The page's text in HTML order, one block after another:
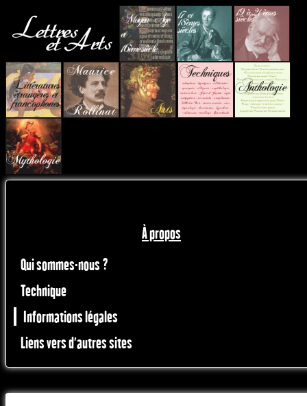
À propos
Qui sommes-nous ?
Technique
Informations légales
Liens vers d'autres sites